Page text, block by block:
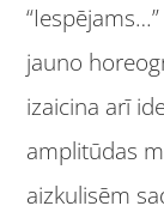
jauno
izaicina arī
amplitūdas
aizkulisēm